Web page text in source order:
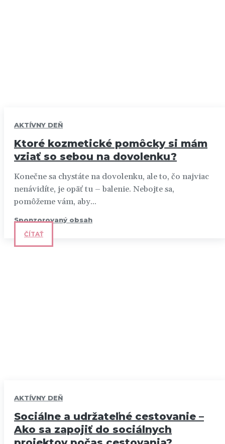
AKTÍVNY DEŇ
Ktoré kozmetické pomôcky si mám
vziať so sebou na dovolenku?
Konečne sa chystáte na dovolenku, ale to, čo najviac
nenávidíte, je opäť tu – balenie. Nebojte sa,
pomôžeme vám, aby...
Sponzorovaný obsah
ČÍTAŤ
AKTÍVNY DEŇ
Sociálne a udržateľné cestovanie –
Ako sa zapojiť do sociálnych